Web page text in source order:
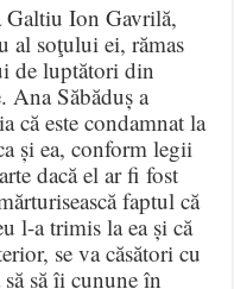
Galtiu Ion Gavrilă,
al soţului ei, rămas
de luptători din
Ana Săbăduș a
că este condamnat la
și ea, conform legii
dacă el ar fi fost
faptul că
l-a trimis la ea și că
se va căsători cu
să îi cunune în